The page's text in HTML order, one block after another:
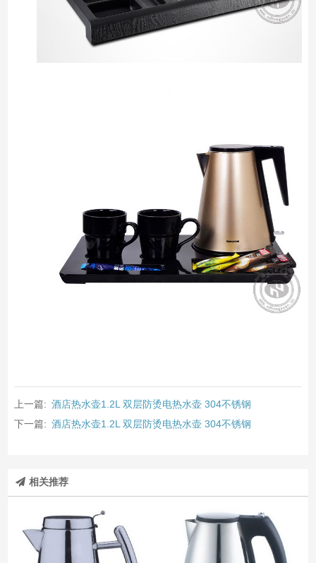
上一篇: 酒店热水壶1.2L 双层防烫电热水壶 304不锈钢
下一篇: 酒店热水壶1.2L 双层防烫电热水壶 304不锈钢
相关推荐